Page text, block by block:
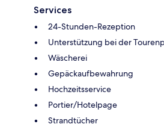
Services
24-Stunden-Rezeption
Unterstützung bei der
Wäscherei
Gepäckaufbewahrung
Hochzeitsservice
Portier/Hotelpage
Strandtücher